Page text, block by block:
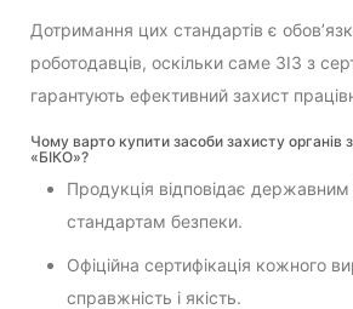
Дотримання цих стандартів є
роботодавців, оскільки саме ЗІЗ з
гарантують ефективний захист
Чому варто купити засоби захисту органів
«БІКО»?
Продукція відповідає
стандартам безпеки.
Офіційна сертифікація кожного
справжність і якість.